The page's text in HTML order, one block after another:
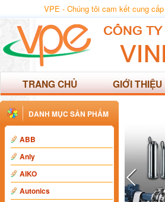
VPE - Chúng tôi cam kết cung
TRANG CHỦ GIỚI THIỆU
DANH MỤC SẢN PHẨM
ABB
Anly
AIKO
Autonics